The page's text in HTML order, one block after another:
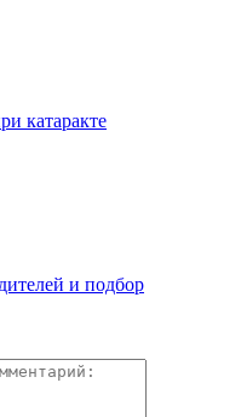
катаракте
и подбор